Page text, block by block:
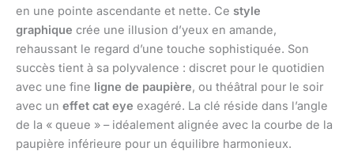
en une pointe ascendante et nette. Ce style
graphique crée une illusion d’yeux en amande,
rehaussant le regard d’une touche sophistiquée. Son
succès tient à sa polyvalence : discret pour le quotidien
avec une fine ligne de paupière, ou théâtral pour le soir
avec un effet cat eye exagéré. La clé réside dans l’angle
de la « queue » – idéalement alignée avec la courbe de la
paupière inférieure pour un équilibre harmonieux.